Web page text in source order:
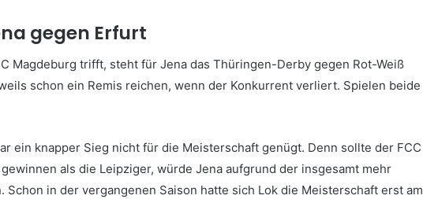
gegen Erfurt
Magdeburg trifft, steht für Jena das Thüringen-Derby gegen Rot-Weiß
schon ein Remis reichen, wenn der Konkurrent verliert. Spielen beide
ein knapper Sieg nicht für die Meisterschaft genügt. Denn sollte der FCC
als die Leipziger, würde Jena aufgrund der insgesamt mehr
in der vergangenen Saison hatte sich Lok die Meisterschaft erst am